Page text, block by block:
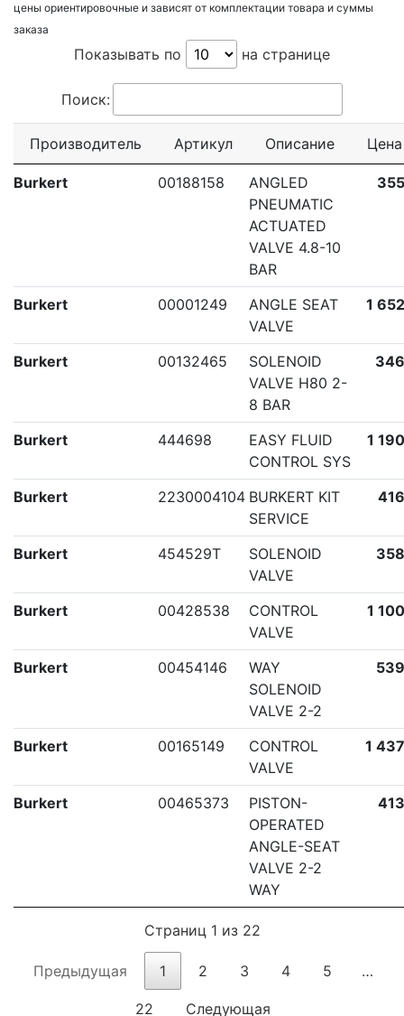
цены ориентировочные и зависят от комплектации товара и суммы
заказа
Показывать по на странице
Поиск:
Производитель Артикул Описание Цена
Burkert 00188158
ANGLED
PNEUMATIC
ACTUATED
VALVE 4.8-10
BAR
Burkert 00001249
ANGLE SEAT
VALVE
1
Burkert 00132465
SOLENOID
VALVE H80 2-
8 BAR
Burkert 444698
EASY FLUID
CONTROL SYS
1
Burkert 2230004104 BURKERT KIT
SERVICE
Burkert 454529T
SOLENOID
VALVE
Burkert 00428538
CONTROL
VALVE
1
Burkert 00454146
WAY
SOLENOID
VALVE 2-2
Burkert 00165149
CONTROL
VALVE
1
Burkert 00465373
PISTON-
OPERATED
ANGLE-SEAT
VALVE 2-2
WAY
Страниц 1 из 22
Предыдущая 1 2 3 4 5 …
22 Следующая